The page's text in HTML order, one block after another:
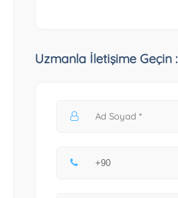
Uzmanla İletişime Geçin :